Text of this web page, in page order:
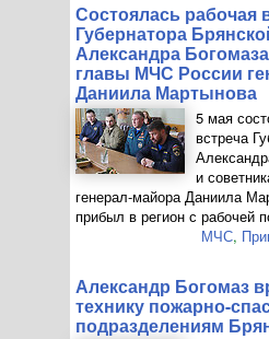
Состоялась рабочая
Губернатора
Александра
главы МЧС России
Даниила Мартынова
5 мая
встреча
и
генерал-майораДаниила
прибыл в регион с рабочей
МЧС,
Александр Богомаз
технику пожарно-
подразделениям